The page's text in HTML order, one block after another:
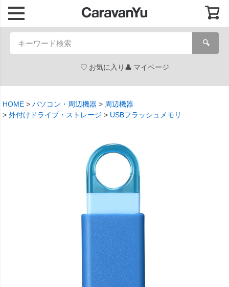
🔍
お気に入り マイページ
HOME パソコン・周辺機器
周辺機器
外付けドライブ・ストレージ
USBフラッシュメモリ